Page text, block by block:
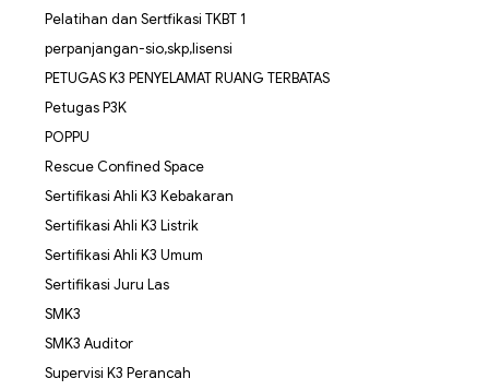
Pelatihan dan Sertfikasi TKBT 1
perpanjangan-sio,skp,lisensi
PETUGAS K3 PENYELAMAT RUANG TERBATAS
Petugas P3K
POPPU
Rescue Confined Space
Sertifikasi Ahli K3 Kebakaran
Sertifikasi Ahli K3 Listrik
Sertifikasi Ahli K3 Umum
Sertifikasi Juru Las
SMK3
SMK3 Auditor
Supervisi K3 Perancah